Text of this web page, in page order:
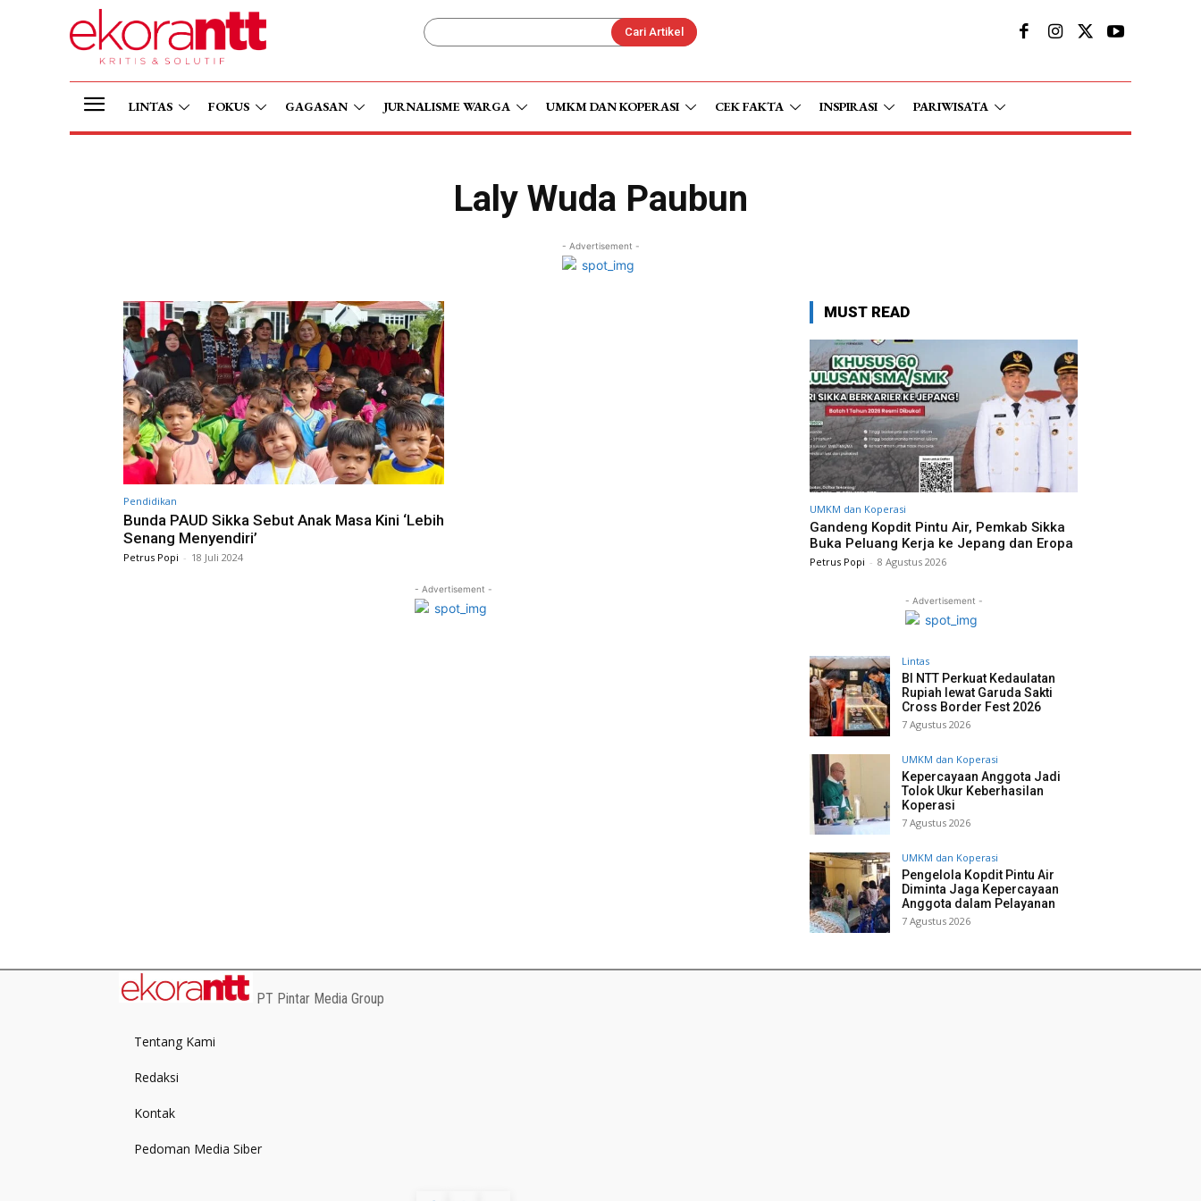
Cari Artikel
LINTAS FOKUS GAGASAN JURNALISME WARGA UMKM DAN KOPERASI CEK FAKTA INSPIRASI PARIWISATA
Laly Wuda Paubun
- Advertisement -
Pendidikan
Bunda PAUD Sikka Sebut Anak Masa Kini ‘Lebih
Senang Menyendiri’
Petrus Popi - 18 Juli 2024
- Advertisement -
MUST READ
UMKM dan Koperasi
Gandeng Kopdit Pintu Air, Pemkab Sikka
Buka Peluang Kerja ke Jepang dan Eropa
Petrus Popi - 8 Agustus 2026
- Advertisement -
Lintas
BI NTT Perkuat Kedaulatan
Rupiah lewat Garuda Sakti
Cross Border Fest 2026
7 Agustus 2026
UMKM dan Koperasi
Kepercayaan Anggota Jadi
Tolok Ukur Keberhasilan
Koperasi
7 Agustus 2026
UMKM dan Koperasi
Pengelola Kopdit Pintu Air
Diminta Jaga Kepercayaan
Anggota dalam Pelayanan
7 Agustus 2026
PT Pintar Media Group
Tentang Kami
Redaksi
Kontak
Pedoman Media Siber